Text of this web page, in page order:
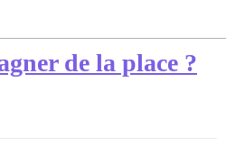
de la place ?